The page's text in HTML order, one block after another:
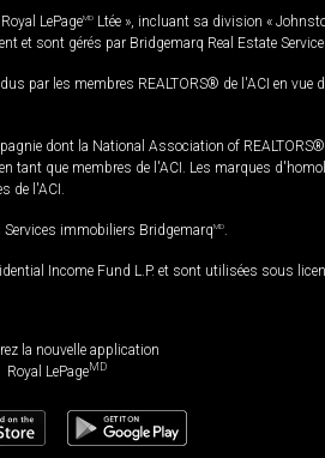
LePageMD Ltée », incluant sa division «
et sont gérés par Bridgemarq Real Estate
les membres REALTORS® de l'ACI en vue
dont la National Association of
que membres de l'ACI. Les marques
de l'ACI.
Services immobiliers BridgemarqMD.
Income Fund L.P. et sont utilisées sous
la nouvelle application
Royal LePageMD